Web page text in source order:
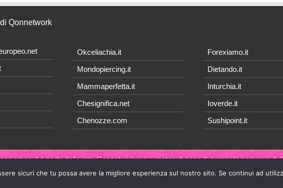
Qonnetwork
Okceliachia.it
Mondopiercing.it
Mammaperfetta.it
Chesignifica.net
Chenozze.com
Forexiamo.it
Dietando.it
Inturchia.it
Ioverde.it
Sushipoint.it
è parte della rete Qonnetwork, i cui contenuti sono di proprietà esclusiva di
sicuri che tu possa avere la migliore esperienza sul nostro sito. Se continui ad